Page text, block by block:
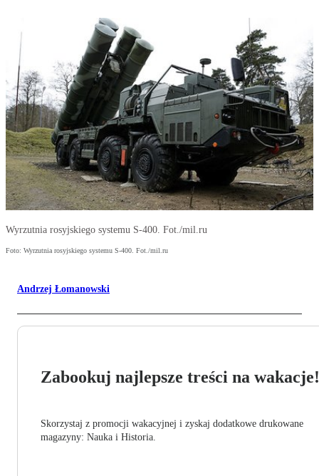
Wyrzutnia rosyjskiego systemu S-400. Fot./mil.ru
Foto: Wyrzutnia rosyjskiego systemu S-400. Fot./mil.ru
Andrzej Łomanowski
Zabookuj najlepsze treści na wakacje!
Skorzystaj z promocji wakacyjnej i zyskaj dodatkowe drukowane
magazyny: Nauka i Historia.